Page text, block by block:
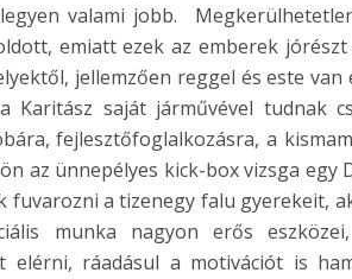
valami jobb.
emiatt ezek az emberek
jellemzően reggel és este
Karitász saját járművével tudnak
fejlesztőfoglalkozásra, a
az ünnepélyes kick-box vizsga egy
fuvarozni a tizenegy falu gyerekeit,
munka nagyon erős
elérni, ráadásul a motivációt is